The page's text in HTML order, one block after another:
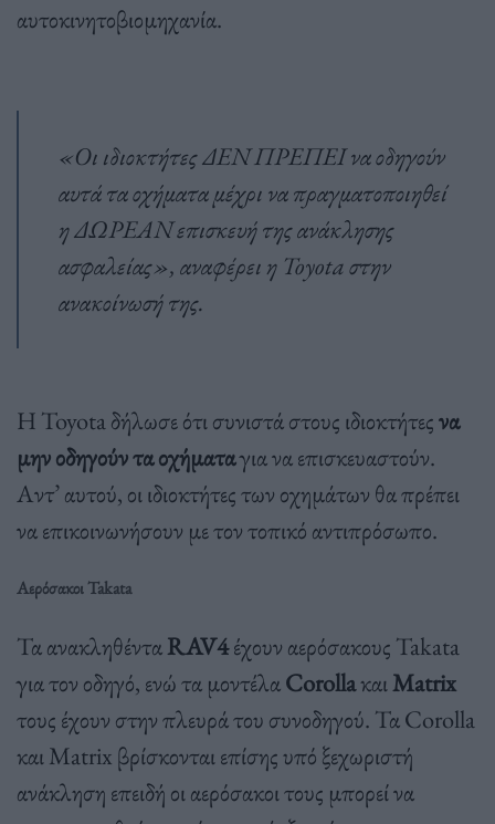
αυτοκινητοβιομηχανία.
«Οι ιδιοκτήτες ΔΕΝ ΠΡΕΠΕΙ να οδηγούν
αυτά τα οχήματα μέχρι να πραγματοποιηθεί
η ΔΩΡΕΑΝ επισκευή της ανάκλησης
ασφαλείας», αναφέρει η Toyota στην
ανακοίνωσή της.
Η Toyota δήλωσε ότι συνιστά στους ιδιοκτήτεςνα
μην οδηγούν τα οχήματαγια να επισκευαστούν.
Αντ’ αυτού, οι ιδιοκτήτες των οχημάτων θα πρέπει
να επικοινωνήσουν με τον τοπικό αντιπρόσωπο.
Αερόσακοι Takata
Τα ανακληθένταRAV4έχουν αερόσακους Takata
για τον οδηγό, ενώ τα μοντέλαCorollaκαιMatrix
τους έχουν στην πλευρά του συνοδηγού. Τα Corolla
και Matrix βρίσκονται επίσης υπό ξεχωριστή
ανάκληση επειδή οι αερόσακοι τους μπορεί να